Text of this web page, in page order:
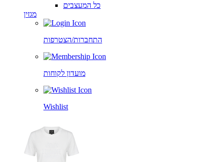
כל המעצבים
מגזין
התחברות/הצטרפות
מועדון לקוחות
Wishlist